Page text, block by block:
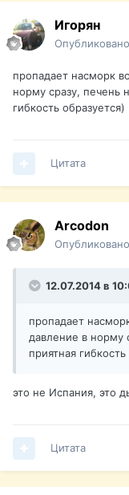
Игорян
пропадает насморк
норму сразу, печень
гибкость образуется)
Цитата
Arcodon
12.07.2014 в
пропадает
давление в норму
приятная
это не Испания, это
Цитата